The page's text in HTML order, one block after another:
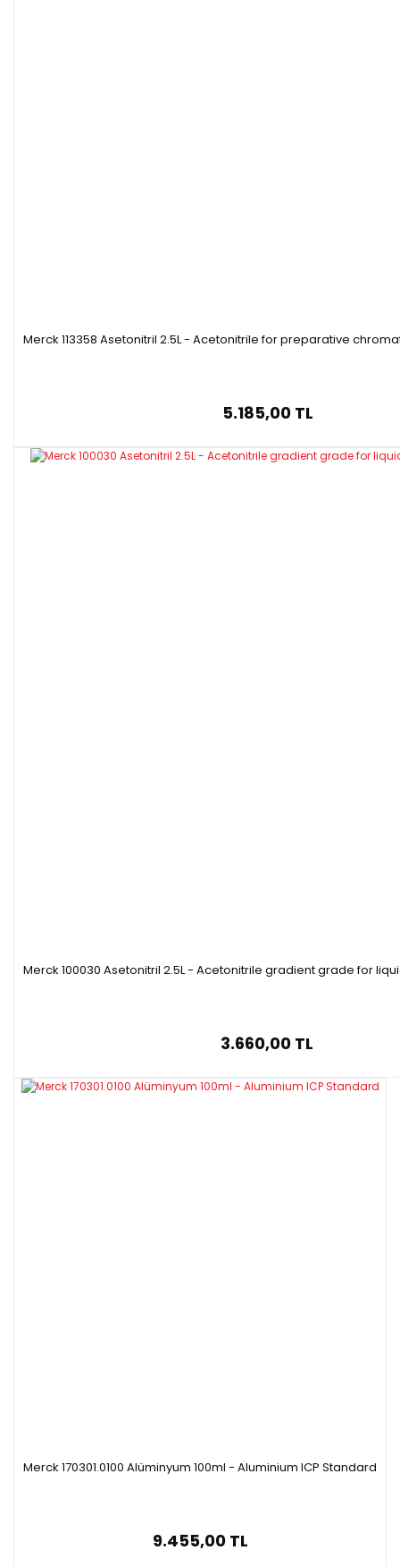
Merck 113358 Asetonitril 2.5L - Acetonitrile for preparative
5.185,00 TL
Merck 100030 Asetonitril 2.5L - Acetonitrile gradient grade for
3.660,00 TL
Merck 170301.0100 Alüminyum 100ml - Aluminium ICP Standard
9.455,00 TL